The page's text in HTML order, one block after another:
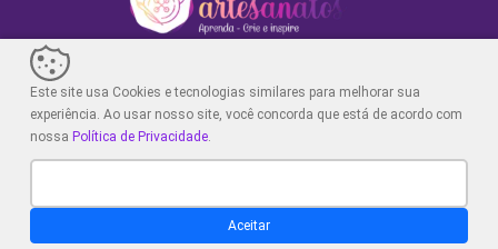
Fábrica de Artesanatos: Blog dedicado ao artesanato,
crochê e dicas criativas. Explore projetos únicos, aprenda
técnicas e encontre inspiração para desencadear sua
No Blog Menus
Este site usa Cookies e tecnologias similares para melhorar sua
experiência. Ao usar nosso site, você concorda que está de acordo com
nossa Política de Privacidade.
Aceitar